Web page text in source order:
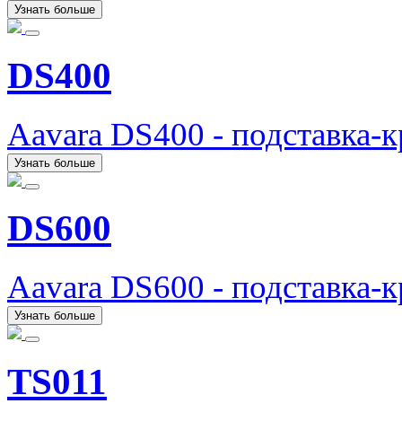
Узнать больше
DS400
Aavara DS400 -
Узнать больше
DS600
Aavara DS600 -
Узнать больше
TS011